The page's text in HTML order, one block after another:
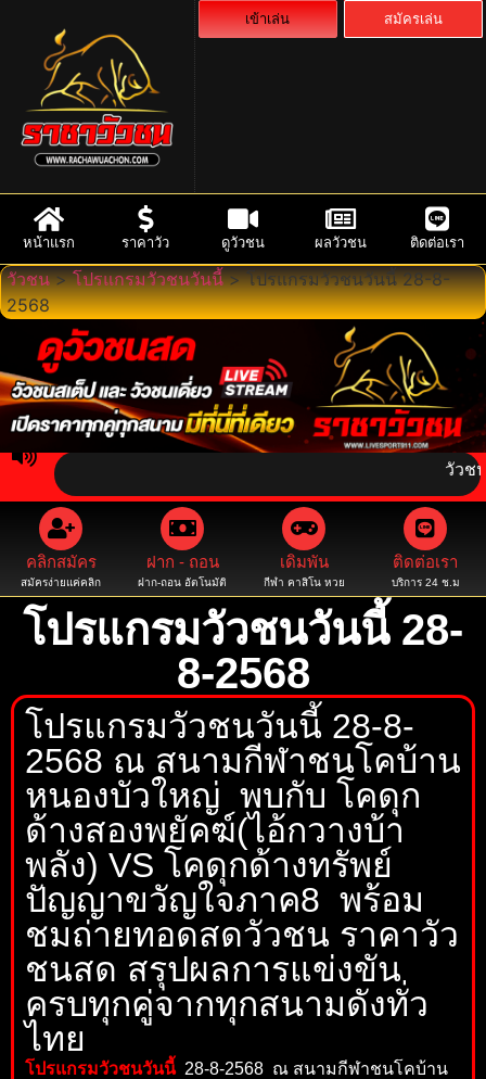
เข้าเล่น สมัครเล่น
หน้าแรก ราคาวัว ดูวัวชน ผลวัวชน ติดต่อเรา
วัวชน>โปรแกรมวัวชนวันนี้>โปรแกรมวัวชนวันนี้ 28-8-
2568
วัวชน :
คลิกสมัคร
สมัครง่ายแค่คลิก
ฝาก - ถอน
ฝาก-ถอน อัตโนมัติ
เดิมพัน
กีฬา คาสิโน หวย
ติดต่อเรา
บริการ 24 ช.ม
โปรแกรมวัวชนวันนี้ 28-
8-2568
โปรแกรมวัวชนวันนี้ 28-8-
2568 ณ สนามกีฬาชนโคบ้าน
หนองบัวใหญ่ พบกับ โคดุก
ด้างสองพยัคฆ์(ไอ้กวางบ้า
พลัง) VS โคดุกด้างทรัพย์
ปัญญาขวัญใจภาค8 พร้อม
ชมถ่ายทอดสดวัวชน ราคาวัว
ชนสด สรุปผลการแข่งขัน
ครบทุกคู่จากทุกสนามดังทั่ว
ไทย
โปรแกรมวัวชนวันนี้ 28-8-2568 ณ สนามกีฬาชนโคบ้าน